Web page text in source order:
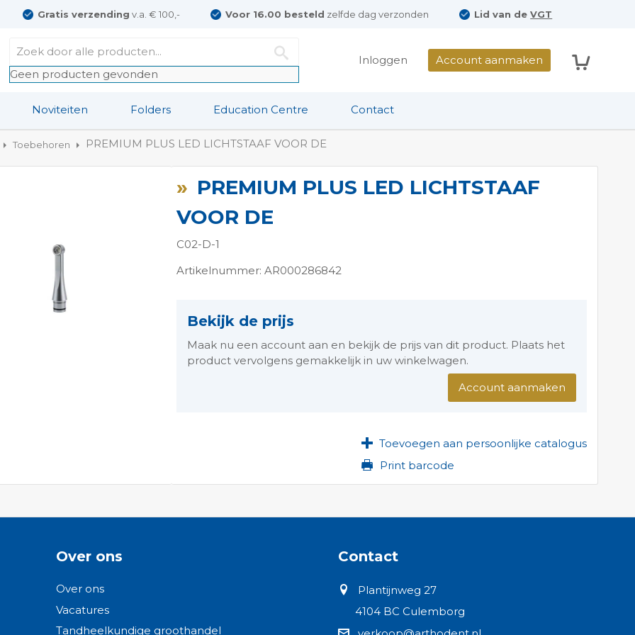
Gratis verzending v.a. € 100,- Voor 16.00 besteld zelfde dag verzonden Lid van deVGT
Geen producten gevonden
Inloggen Account aanmaken
Noviteiten Folders Education Centre Contact
Toebehoren PREMIUM PLUS LED LICHTSTAAF VOOR DE
PREMIUM PLUS LED LICHTSTAAF
VOOR DE
C02-D-1
Artikelnummer: AR000286842
Bekijk de prijs
Maak nu een account aan en bekijk de prijs van dit product. Plaats het
product vervolgens gemakkelijk in uw winkelwagen.
Account aanmaken
Toevoegen aan persoonlijke catalogus
Print barcode
Over ons
Over ons
Vacatures
Tandheelkundige groothandel
Contact
Plantijnweg 27
4104 BC Culemborg